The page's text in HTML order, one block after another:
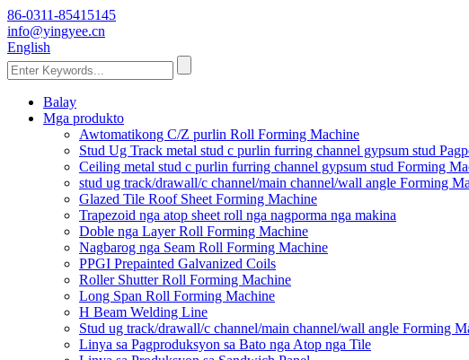
86-0311-85415145
info@yingyee.cn
English
Balay
Mga produkto
Awtomatikong C/Z purlin Roll Forming Machine
Stud Ug Track metal stud c purlin furring channel gypsum stud
Ceiling metal stud c purlin furring channel gypsum stud Forming
stud ug track/drawall/c channel/main channel/wall angle Forming
Glazed Tile Roof Sheet Forming Machine
Trapezoid nga atop sheet roll nga nagporma nga makina
Doble nga Layer Roll Forming Machine
Nagbarog nga Seam Roll Forming Machine
PPGI Prepainted Galvanized Coils
Roller Shutter Roll Forming Machine
Long Span Roll Forming Machine
H Beam Welding Line
Stud ug track/drawall/c channel/main channel/wall angle Forming
Linya sa Pagproduksyon sa Bato nga Atop nga Tile